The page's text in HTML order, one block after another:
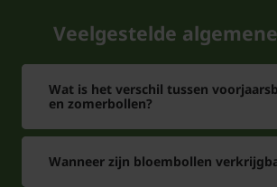
Veelgestelde vragen over
Hymenocallis festalis:
Is Hymenocallis festalis
winterhard. Van oorsprong komt dit
Veelgestelde
Wat is het verschil tussen
en zomerbollen?
Wanneer zijn bloembollen